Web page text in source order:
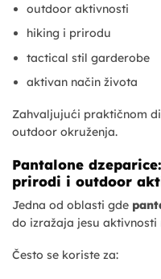
outdoor aktivnosti
hiking i prirodu
tactical stil garderobe
aktivan način života
Zahvaljujući praktičnom
outdoor okruženja.
Pantalone
prirodi i outdoor
Jedna od oblasti gde
do izražaja jesu aktivnosti
Često se koriste za: